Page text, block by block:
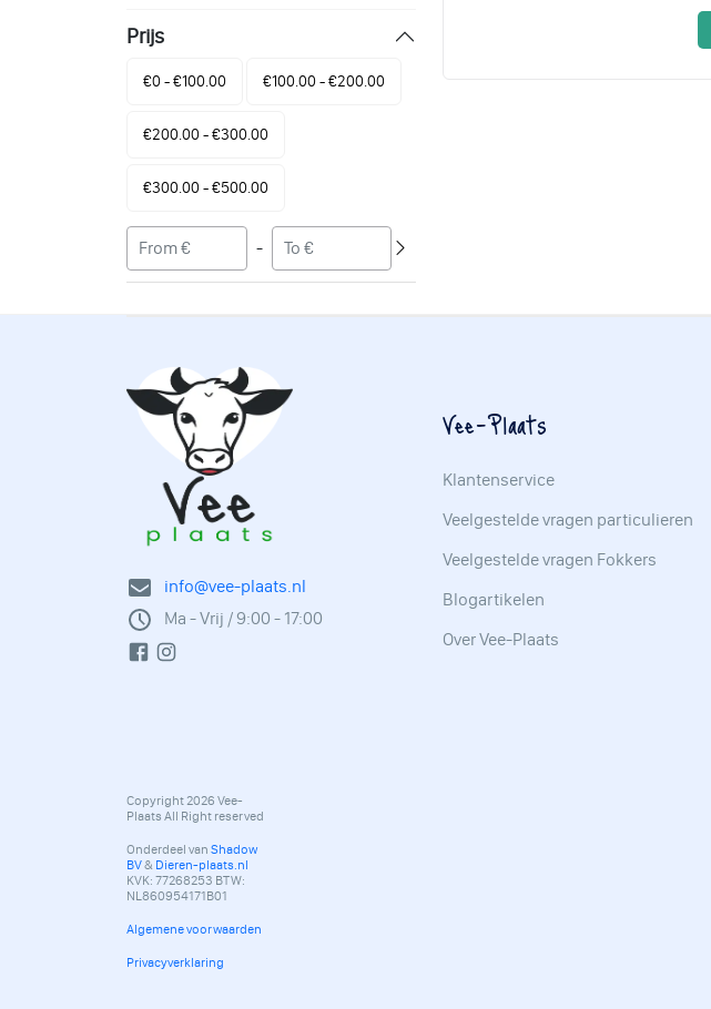
Prijs
€0 - €100.00 €100.00 - €200.00
€200.00 - €300.00
€300.00 - €500.00
-
info@vee-plaats.nl
Ma - Vrij / 9:00 - 17:00
Copyright 2026 Vee-
Plaats All Right reserved
Onderdeel van Shadow
BV& Dieren-plaats.nl
KVK: 77268253 BTW:
NL860954171B01
Algemene voorwaarden
Privacyverklaring
Vee-Plaats
Klantenservice
Veelgestelde vragen particulieren
Veelgestelde vragen Fokkers
Blogartikelen
Over Vee-Plaats